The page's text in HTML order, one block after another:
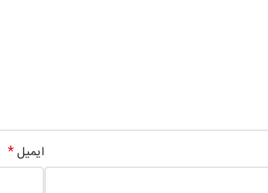
ایمیل*